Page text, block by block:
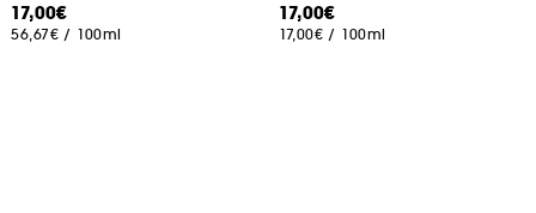
17,00€
56,67€ / 100ml
17,00€
17,00€ / 100ml